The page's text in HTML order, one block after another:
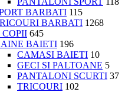
BARBATI 115
BARBATI 1268
645
BAIETI 196
CAMASI BAIETI 10
GECI SI PALTOANE 5
PANTALONI SCURTI 37
TRICOURI 102